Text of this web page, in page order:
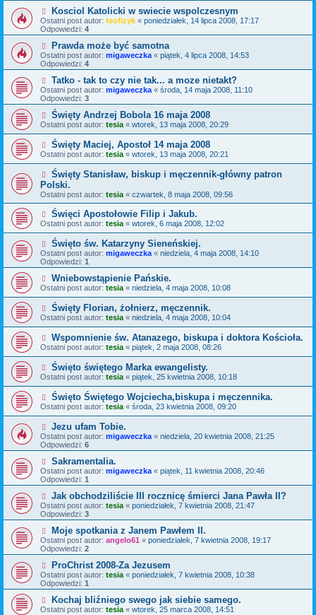
Kosciol Katolicki w swiecie wspolczesnym
Ostatni post autor: teofizyk « poniedziałek, 14 lipca 2008, 17:17
Odpowiedzi: 4
Prawda może być samotna
Ostatni post autor: migaweczka « piątek, 4 lipca 2008, 14:53
Odpowiedzi: 4
Tatko - tak to czy nie tak... a moze nietakt?
Ostatni post autor: migaweczka « środa, 14 maja 2008, 11:10
Odpowiedzi: 3
Święty Andrzej Bobola 16 maja 2008
Ostatni post autor: tesia « wtorek, 13 maja 2008, 20:29
Święty Maciej, Apostoł 14 maja 2008
Ostatni post autor: tesia « wtorek, 13 maja 2008, 20:21
Święty Stanisław, biskup i męczennik-główny patron
Polski.
Ostatni post autor: tesia « czwartek, 8 maja 2008, 09:56
Święci Apostołowie Filip i Jakub.
Ostatni post autor: tesia « wtorek, 6 maja 2008, 12:02
Święto św. Katarzyny Sieneńskiej.
Ostatni post autor: migaweczka « niedziela, 4 maja 2008, 14:10
Odpowiedzi: 1
Wniebowstąpienie Pańskie.
Ostatni post autor: tesia « niedziela, 4 maja 2008, 10:08
Święty Florian, żołnierz, męczennik.
Ostatni post autor: tesia « niedziela, 4 maja 2008, 10:04
Wspomnienie św. Atanazego, biskupa i doktora Kościoła.
Ostatni post autor: tesia « piątek, 2 maja 2008, 08:26
Święto świętego Marka ewangelisty.
Ostatni post autor: tesia « piątek, 25 kwietnia 2008, 10:18
Święto Świętego Wojciecha,biskupa i męczennika.
Ostatni post autor: tesia « środa, 23 kwietnia 2008, 09:20
Jezu ufam Tobie.
Ostatni post autor: migaweczka « niedziela, 20 kwietnia 2008, 21:25
Odpowiedzi: 6
Sakramentalia.
Ostatni post autor: migaweczka « piątek, 11 kwietnia 2008, 20:46
Odpowiedzi: 1
Jak obchodziliście III rocznicę śmierci Jana Pawła II?
Ostatni post autor: tesia « poniedziałek, 7 kwietnia 2008, 21:47
Odpowiedzi: 3
Moje spotkania z Janem Pawłem II.
Ostatni post autor: angelo61 « poniedziałek, 7 kwietnia 2008, 19:17
Odpowiedzi: 2
ProChrist 2008-Za Jezusem
Ostatni post autor: tesia « poniedziałek, 7 kwietnia 2008, 10:38
Odpowiedzi: 1
Kochaj bliźniego swego jak siebie samego.
Ostatni post autor: tesia « wtorek, 25 marca 2008, 14:51